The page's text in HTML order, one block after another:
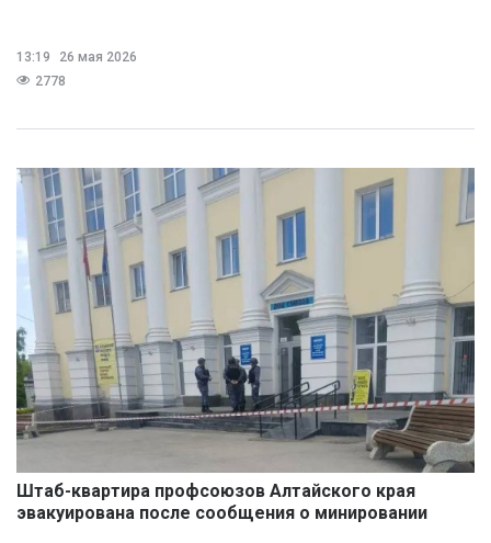
13:19
26 мая 2026
2778
Штаб-квартира профсоюзов Алтайского края
эвакуирована после сообщения о минировании